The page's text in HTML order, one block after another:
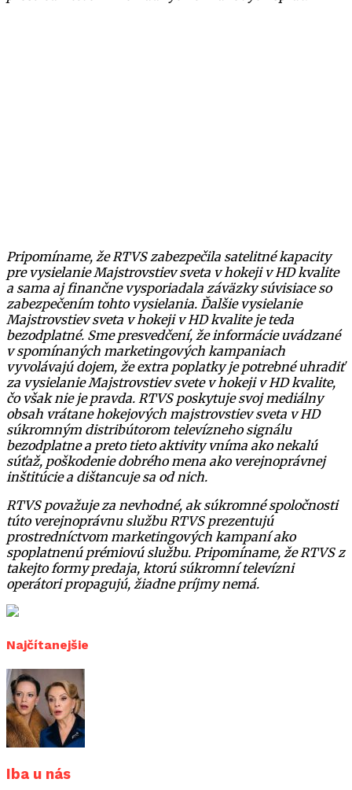
Pripomíname, že RTVS zabezpečila satelitné kapacity
pre vysielanie Majstrovstiev sveta v hokeji v HD kvalite
a sama aj finančne vysporiadala záväzky súvisiace so
zabezpečením tohto vysielania. Ďalšie vysielanie
Majstrovstiev sveta v hokeji v HD kvalite je teda
bezodplatné. Sme presvedčení, že informácie uvádzané
v spomínaných marketingových kampaniach
vyvolávajú dojem, že extra poplatky je potrebné uhradiť
za vysielanie Majstrovstiev svete v hokeji v HD kvalite,
čo však nie je pravda. RTVS poskytuje svoj mediálny
obsah vrátane hokejových majstrovstiev sveta v HD
súkromným distribútorom televízneho signálu
bezodplatne a preto tieto aktivity vníma ako nekalú
súťaž, poškodenie dobrého mena ako verejnoprávnej
inštitúcie a dištancuje sa od nich.
RTVS považuje za nevhodné, ak súkromné spoločnosti
túto verejnoprávnu službu RTVS prezentujú
prostredníctvom marketingových kampaní ako
spoplatnenú prémiovú službu. Pripomíname, že RTVS z
takejto formy predaja, ktorú súkromní televízni
operátori propagujú, žiadne príjmy nemá.
Najčítanejšie
Iba u nás